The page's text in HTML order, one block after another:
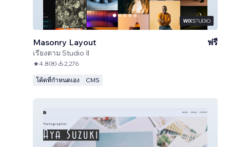
Masonry Layout
เรียงตาม Studio Il
ฟรี
4.8(8) 2,276
โค้ดที่กำหนดเอง CMS